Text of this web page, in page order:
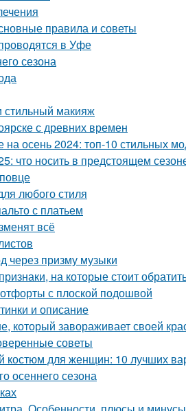
правила и советы
в Уфе
сезона
стильный макияж
с древних времен
осень 2024: топ-10 стильных
что носить в предстоящем
любого стиля
с платьем
всё
через призму музыки
на которые стоит
с плоской подошвой
и описание
который завораживает своей
советы
костюм для женщин: 10 лучших
осеннего сезона